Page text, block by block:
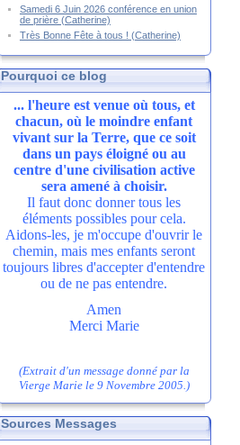
Samedi 6 Juin 2026 conférence en union
de prière (Catherine)
Très Bonne Fête à tous ! (Catherine)
Pourquoi ce blog
... l'heure est venue où tous, et
chacun, où le moindre enfant
vivant sur la Terre, que ce soit
dans un pays éloigné ou au
centre d'une civilisation active
sera amené à choisir.
Il faut donc donner tous les
éléments possibles pour cela.
Aidons-les, je m'occupe d'ouvrir le
chemin, mais mes enfants seront
toujours libres d'accepter d'entendre
ou de ne pas entendre.
Amen
Merci Marie
(Extrait d'un message donné par la
Vierge Marie le 9 Novembre 2005.)
Sources Messages